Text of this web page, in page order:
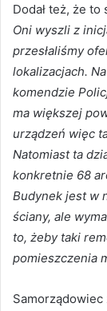
Dodał też, że to
Oni wyszli z
przesłaliśmy
lokalizacjach.
komendzie
ma większej
urządzeń więc
Natomiast ta
konkretnie 68
Budynek jest w
ściany, ale
to, żeby taki
pomieszczenia